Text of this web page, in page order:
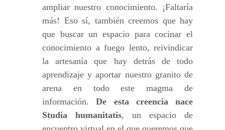
ampliar nuestro conocimiento. ¡Faltaría
más! Eso sí, también creemos que hay
que buscar un espacio para cocinar el
conocimiento a fuego lento, reivindicar
la artesanía que hay detrás de todo
aprendizaje y aportar nuestro granito de
arena en todo este magma de
información.De esta creencia nace
Studia humanitatis, un espacio de